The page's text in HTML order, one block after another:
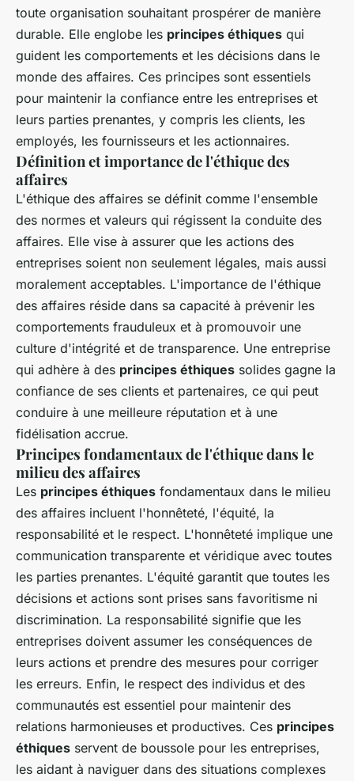
toute organisation souhaitant prospérer de manière
durable. Elle englobe les principes éthiques qui
guident les comportements et les décisions dans le
monde des affaires. Ces principes sont essentiels
pour maintenir la confiance entre les entreprises et
leurs parties prenantes, y compris les clients, les
employés, les fournisseurs et les actionnaires.
Définition et importance de l'éthique des
affaires
L'éthique des affaires se définit comme l'ensemble
des normes et valeurs qui régissent la conduite des
affaires. Elle vise à assurer que les actions des
entreprises soient non seulement légales, mais aussi
moralement acceptables. L'importance de l'éthique
des affaires réside dans sa capacité à prévenir les
comportements frauduleux et à promouvoir une
culture d'intégrité et de transparence. Une entreprise
qui adhère à des principes éthiques solides gagne la
confiance de ses clients et partenaires, ce qui peut
conduire à une meilleure réputation et à une
fidélisation accrue.
Principes fondamentaux de l'éthique dans le
milieu des affaires
Les principes éthiques fondamentaux dans le milieu
des affaires incluent l'honnêteté, l'équité, la
responsabilité et le respect. L'honnêteté implique une
communication transparente et véridique avec toutes
les parties prenantes. L'équité garantit que toutes les
décisions et actions sont prises sans favoritisme ni
discrimination. La responsabilité signifie que les
entreprises doivent assumer les conséquences de
leurs actions et prendre des mesures pour corriger
les erreurs. Enfin, le respect des individus et des
communautés est essentiel pour maintenir des
relations harmonieuses et productives. Ces principes
éthiques servent de boussole pour les entreprises,
les aidant à naviguer dans des situations complexes